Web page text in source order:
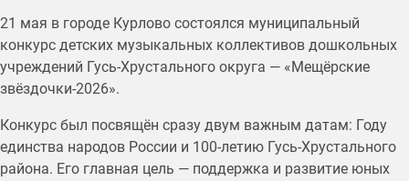
21 мая в городе Курлово состоялся муниципальный
конкурс детских музыкальных коллективов дошкольных
учреждений Гусь-Хрустального округа — «Мещёрские
звёздочки-2026».
Конкурс был посвящён сразу двум важным датам: Году
единства народов России и 100-летию Гусь-Хрустального
района. Его главная цель — поддержка и развитие юных